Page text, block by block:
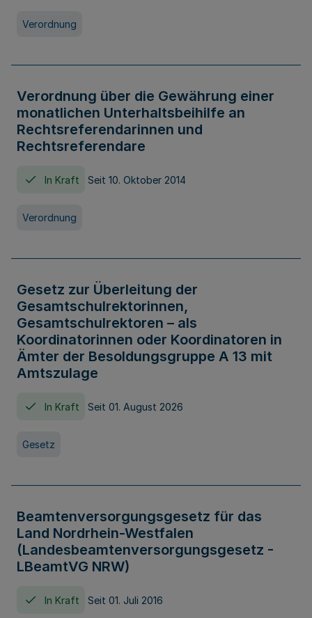
Verordnung
Verordnung über die Gewährung einer
monatlichen Unterhaltsbeihilfe an
Rechtsreferendarinnen und
Rechtsreferendare
In Kraft Seit 10. Oktober 2014
Verordnung
Gesetz zur Überleitung der
Gesamtschulrektorinnen,
Gesamtschulrektoren – als
Koordinatorinnen oder Koordinatoren in
Ämter der Besoldungsgruppe A 13 mit
Amtszulage
In Kraft Seit 01. August 2026
Gesetz
Beamtenversorgungsgesetz für das
Land Nordrhein-Westfalen
(Landesbeamtenversorgungsgesetz -
LBeamtVG NRW)
In Kraft Seit 01. Juli 2016